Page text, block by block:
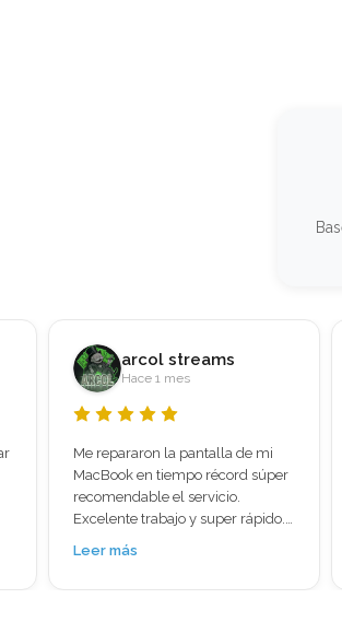
Javier RS
Hace 2 meses
Fui recomendado a esta tienda, y
al ver las reseñas me sorprendió
la gran cantidad de valoraciones
positivas que tenía. Pero no es
para menos, hoy llevé el móvil
Leer más